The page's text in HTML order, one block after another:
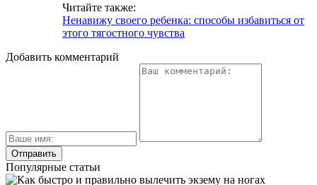
Читайте также:
Ненавижу своего ребенка: способы избавиться от
этого тягостного чувства
Добавить комментарий
Популярные статьи